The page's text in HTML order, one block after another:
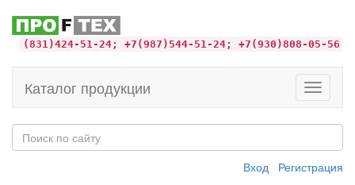
(831)424-51-24; +7(987)544-51-24; +7(930)808-05-56
Toggle
Каталог продукции
Вход Регистрация